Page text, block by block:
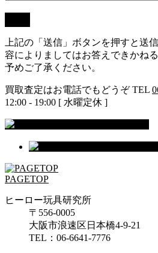
上記の「送信」ボタンを押すと送
容によりましてはお答えできかね
予めご了承ください。
買取査定はお電話でもどうぞ TEL
12:00 - 19:00 [ 水曜定休 ]
PAGETOP
ヒーロー玩具研究所
〒556-0005
大阪市浪速区日本橋4-9-21
TEL：06-6641-7776